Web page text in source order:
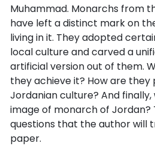
Muhammad. Monarchs from
have left a distinct mark on
living in it. They adopted
local culture and carved a
artificial version out of them.
they achieve it? How are they
Jordanian culture? And
image of monarch of Jordan?
questions that the author will
paper.